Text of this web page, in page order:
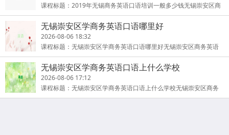
课程标题：2019年无锡商务英语口语培训一般多少钱无锡崇安区商
务英语口语是无锡崇安区商务英语口语培训学校的重点专业，无锡
市知
无锡崇安区学商务英语口语哪里好
2026-08-06 18:32
课程标题：无锡崇安区学商务英语口语哪里好无锡崇安区商务英语
口语是无锡崇安区商务英语口语培训学校的重点专业，无锡市知名
的商
无锡崇安区学商务英语口语上什么学校
2026-08-06 17:12
课程标题：无锡崇安区学商务英语口语上什么学校无锡崇安区商务
英语口语是无锡崇安区商务英语口语培训学校的重点专业，无锡市